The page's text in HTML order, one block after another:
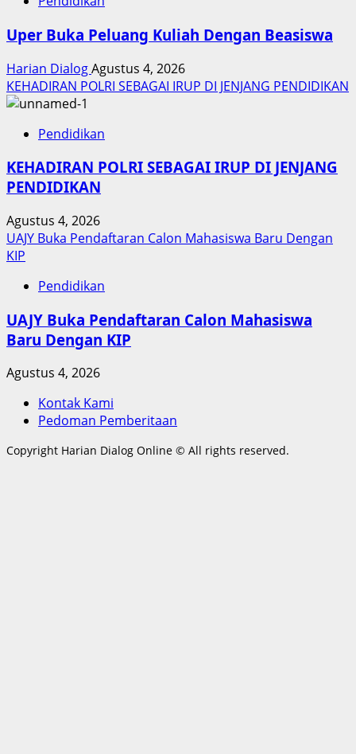
Uper Buka Peluang Kuliah Dengan Beasiswa
Harian DialogAgustus 4, 2026
KEHADIRAN POLRI SEBAGAI IRUP DI JENJANG PENDIDIKAN
Pendidikan
KEHADIRAN POLRI SEBAGAI IRUP DI JENJANG
PENDIDIKAN
Agustus 4, 2026
UAJY Buka Pendaftaran Calon Mahasiswa Baru Dengan
KIP
Pendidikan
UAJY Buka Pendaftaran Calon Mahasiswa
Baru Dengan KIP
Agustus 4, 2026
Kontak Kami
Pedoman Pemberitaan